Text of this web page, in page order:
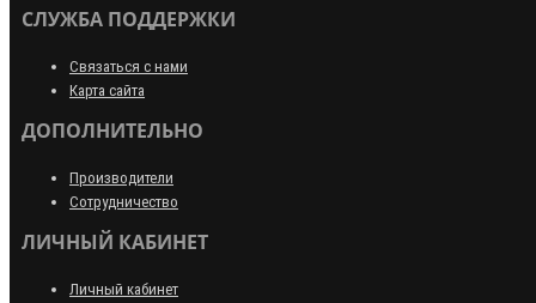
СЛУЖБА ПОДДЕРЖКИ
Связаться с нами
Карта сайта
ДОПОЛНИТЕЛЬНО
Производители
Сотрудничество
ЛИЧНЫЙ КАБИНЕТ
Личный кабинет